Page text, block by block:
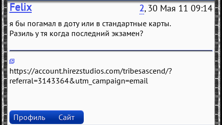
Felix 2, 30 Мая 11 09:14
я бы погамал в доту или в стандартные карты.
Разиль у тя когда последний экзамен?
https://account.hirezstudios.com/tribesascend/?
referral=3143364&utm_campaign=email
Профиль Сайт